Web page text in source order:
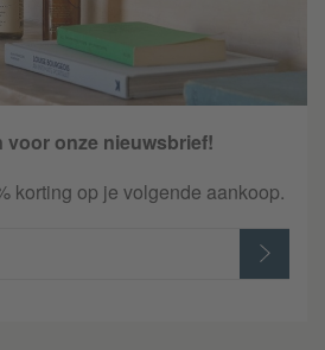
voor onze nieuwsbrief!
korting op je volgende aankoop.